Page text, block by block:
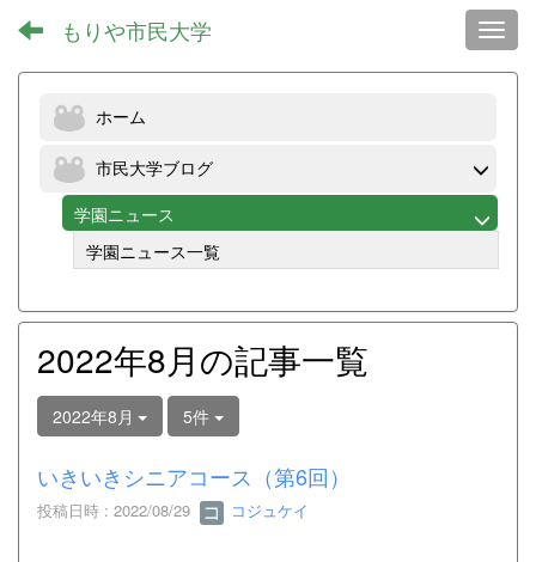
もりや市民大学
ホーム
市民大学ブログ
学園ニュース
学園ニュース一覧
2022年8月の記事一覧
2022年8月 5件
いきいきシニアコース（第6回）
投稿日時 : 2022/08/29 コジュケイ